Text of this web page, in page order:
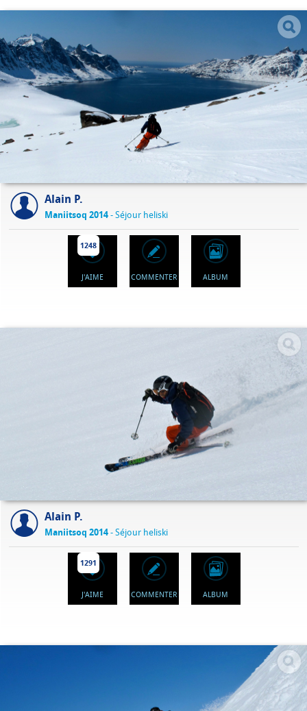
Alain P.
Maniitsoq 2014- Séjour heliski
1248
J'AIME COMMENTER ALBUM
Alain P.
Maniitsoq 2014- Séjour heliski
1291
J'AIME COMMENTER ALBUM